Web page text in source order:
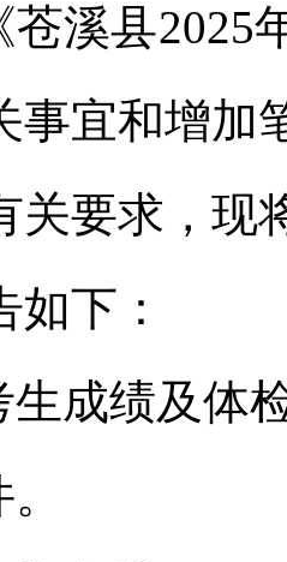
苍溪县2025
事宜和增加
关要求，现
如下：
生成绩及体